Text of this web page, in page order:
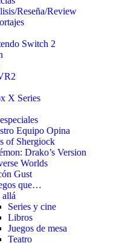
Reseña/Review
Switch 2
X Series
Equipo Opina
of Shergiock
Drako’s Version
Worlds
Gust
que…
allá
Series y cine
Libros
Juegos de mesa
Teatro